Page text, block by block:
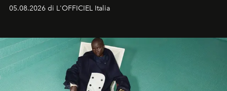
un’impronta indelebile nella storia della moda.
05.08.2026 di L'OFFICIEL Italia